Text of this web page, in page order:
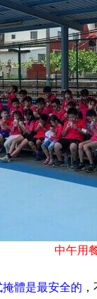
中午用
體是最安全的